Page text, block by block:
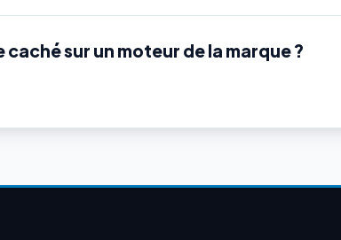
sur un moteur de la marque ?